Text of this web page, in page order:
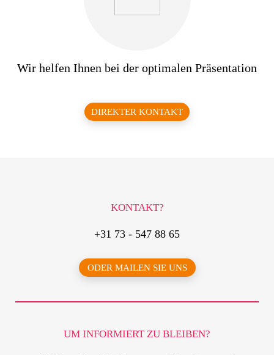
Wir helfen Ihnen bei der optimalen Präsentation
DIREKTER KONTAKT
KONTAKT?
+31 73 - 547 88 65
ODER MAILEN SIE UNS
UM INFORMIERT ZU BLEIBEN?